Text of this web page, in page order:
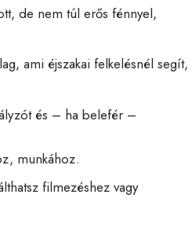
de nem túl erős fénnyel,
ami éjszakai felkelésnél segít,
és – ha belefér –
munkához.
filmezéshez vagy